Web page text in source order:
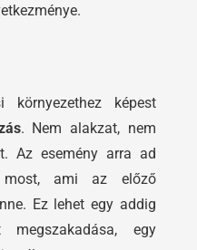
környezethez képest
. Nem alakzat, nem
Az esemény arra ad
ami az előző
Ez lehet egy addig
megszakadása, egy